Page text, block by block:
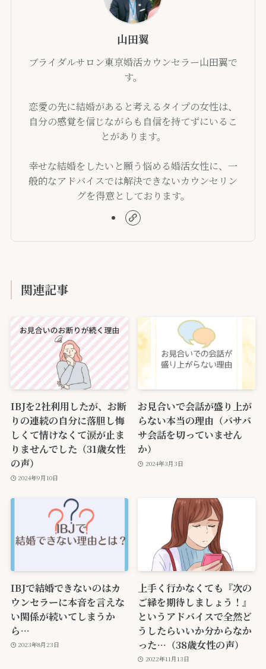
山田翼
ブライダルサロン東京婚活カウンセラー山田翼で
す。
恋愛の先に結婚があると考えるタイプの女性は、
自分の感覚を信じながらも自信を持てずにいるこ
とがあります。
幸せな結婚をしたいと願う悩める婚活女性に、一
般的なアドバイスでは解決できないカウンセリン
グを得意としております。
関連記事
IBJを2社利用したが、お断
りの連続の自分に落胆し悔
しくて情けなくて涙が止ま
りませんでした（31歳女性
の声）
2024年9月10日
お見合いで会話が盛り上が
らない本当の理由（バサバ
サ会話を切っていません
か）
2024年3月3日
IBJで結婚できないのはカ
ウンセラーに本音を言えな
い関係が続いてしまうか
ら…
2023年8月23日
上手く行かなくても『次の
ご縁を期待しましょう！』
というアドバイスで全然ど
うしたらいいか分からなか
った…（38歳女性の声）
2022年11月13日